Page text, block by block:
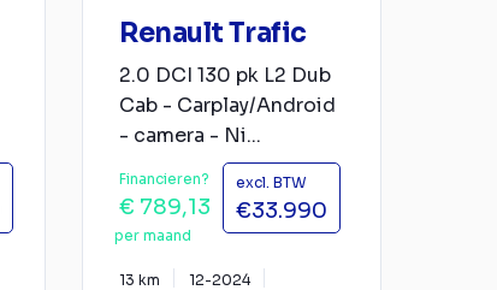
Renault Trafic
2.0 DCI 130 pk L2 Dub
Cab - Carplay/Android
- camera - Ni...
Financieren?
€ 789,13
per maand
excl. BTW
€33.990
13 km
12-2024